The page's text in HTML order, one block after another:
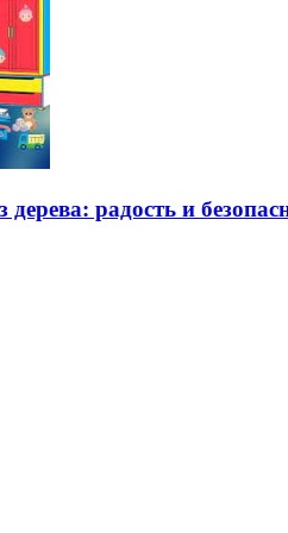
радость и